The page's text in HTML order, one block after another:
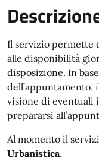
Il servizio permette
alle disponibilità
disposizione. In
visione di
prepararsi
Al momento il
Urbanistica.